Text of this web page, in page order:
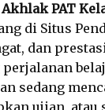
PAT
di Situs
dan
sedang
ujian, atau